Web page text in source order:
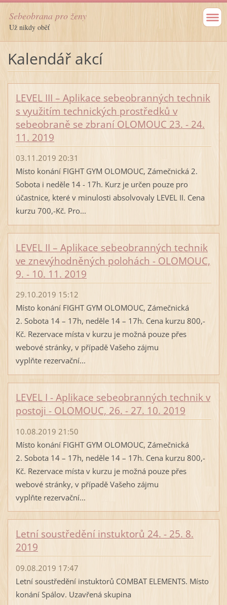
Sebeobrana pro ženy
Už nikdy oběť
Kalendář akcí
LEVEL III – Aplikace sebeobranných technik
s využitím technických prostředků v
sebeobraně se zbraní OLOMOUC 23. - 24.
11. 2019
03.11.2019 20:31
Místo konání FIGHT GYM OLOMOUC, Zámečnická 2.
Sobota i neděle 14 - 17h. Kurz je určen pouze pro
účastnice, které v minulosti absolvovaly LEVEL II. Cena
kurzu 700,-Kč. Pro...
LEVEL II – Aplikace sebeobranných technik
ve znevýhodněných polohách - OLOMOUC,
9. - 10. 11. 2019
29.10.2019 15:12
Místo konání FIGHT GYM OLOMOUC, Zámečnická
2. Sobota 14 – 17h, neděle 14 – 17h. Cena kurzu 800,-
Kč. Rezervace místa v kurzu je možná pouze přes
webové stránky, v případě Vašeho zájmu
vyplňte rezervační...
LEVEL I - Aplikace sebeobranných technik v
postoji - OLOMOUC, 26. - 27. 10. 2019
10.08.2019 21:50
Místo konání FIGHT GYM OLOMOUC, Zámečnická
2. Sobota 14 – 17h, neděle 14 – 17h. Cena kurzu 800,-
Kč. Rezervace místa v kurzu je možná pouze přes
webové stránky, v případě Vašeho zájmu
vyplňte rezervační...
Letní soustředění instuktorů 24. - 25. 8.
2019
09.08.2019 17:47
Letní soustředění instuktorů COMBAT ELEMENTS. Místo
konání Spálov. Uzavřená skupina